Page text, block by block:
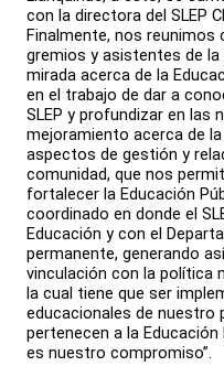
con la directora del SLEP
Finalmente, nos
gremios y asistentes de
mirada acerca de la
en el trabajo de dar a
SLEP y profundizar en las
mejoramiento acerca de
aspectos de gestión y
comunidad, que nos
fortalecer la Educación
coordinado en donde el
Educación y con el
permanente, generando
vinculación con la política
la cual tiene que ser
educacionales de nuestro
pertenecen a la Educación
es nuestro compromiso”.